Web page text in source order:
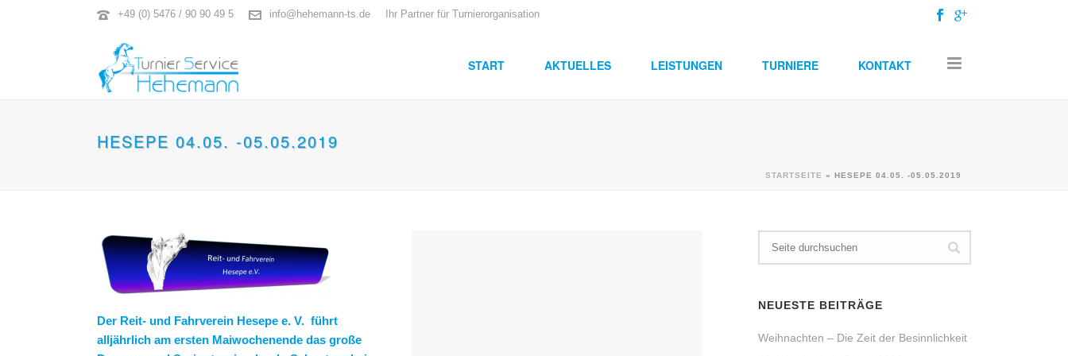
+49 (0) 5476 / 90 90 49 5 info@hehemann-ts.de Ihr Partner für Turnierorganisation
START AKTUELLES LEISTUNGEN TURNIERE KONTAKT
HESEPE 04.05. -05.05.2019
STARTSEITE » HESEPE 04.05. -05.05.2019
Der Reit- und Fahrverein Hesepe e. V. führt
alljährlich am ersten Maiwochenende das große
NEUESTE BEITRÄGE
Weihnachten – Die Zeit der Besinnlichkeit